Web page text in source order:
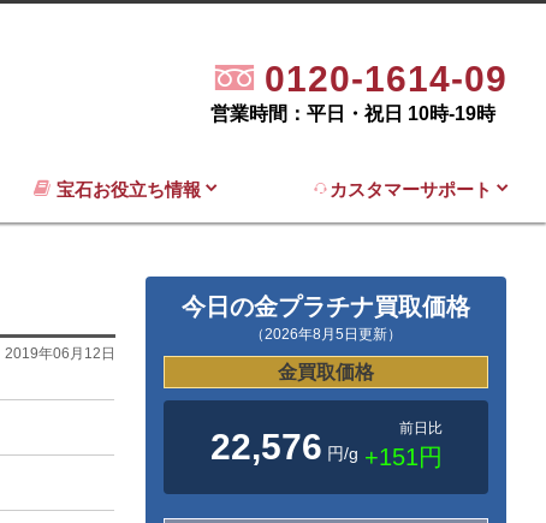
0120-1614-09
営業時間：平日・祝日 10時-19時
宝石お役立ち情報 カスタマーサポート
2019年06月12日
今日の金プラチナ買取価格
（2026年8月5日更新）
金買取価格
22,576 円/g
前日比
+151円